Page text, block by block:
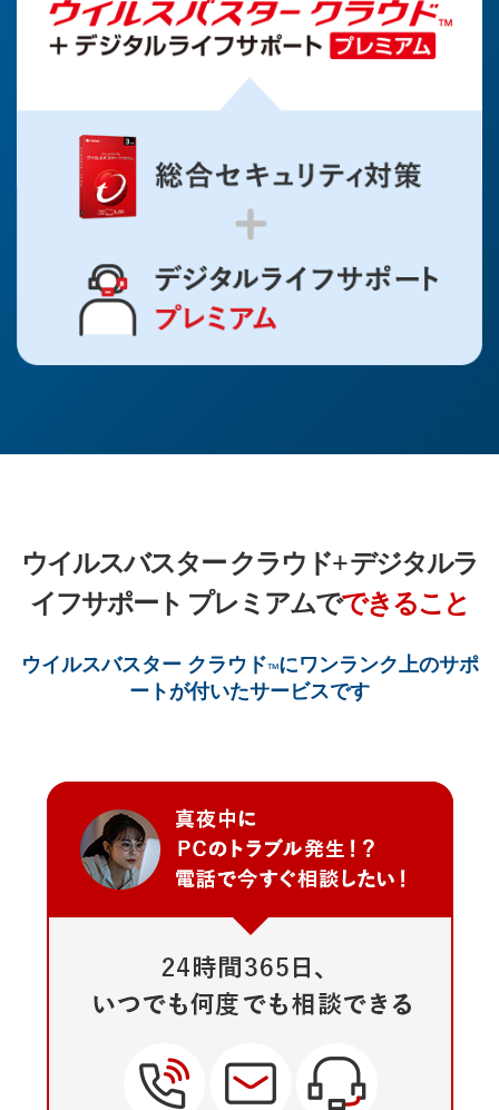
ウイルスバスター クラウド+ デジタルラ
イフサポート プレミアムでできること
ウイルスバスター クラウド™にワンランク上のサポ
ートが付いたサービスです